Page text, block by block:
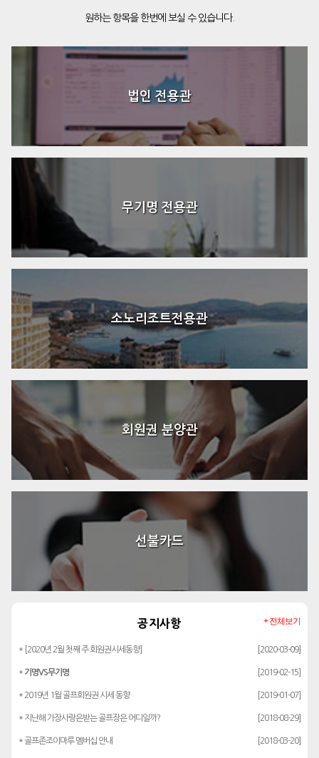
원하는 항목을 한번에 보실 수 있습니다.
법인 전용관
무기명 전용관
소노리조트전용관
회원권 분양관
선불카드
공지사항
* [2020년 2월 첫째 주 회원권시세동향] [2020-03-09]
* 기명VS무기명 [2019-02-15]
* 2019년 1월 골프회원권 시세 동향 [2019-01-07]
* 지난해 가장사랑은받는 골프장은 어디일까? [2018-08-29]
* 골프존조이마루 멤버십 안내 [2018-03-20]
+ 전체보기